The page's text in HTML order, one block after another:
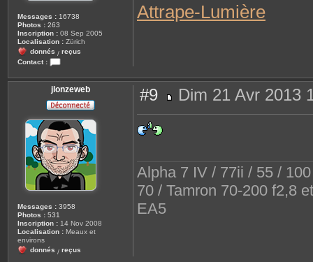
Messages : 16738
Photos : 263
Inscription : 08 Sep 2005
Localisation : Zürich
donnés / reçus
Contact :
o
n
a
c
t
e
r
J
.
C
Attrape-Lumière
jlonzeweb
Messages : 3958
Photos : 531
Inscription : 14 Nov 2008
Localisation : Meaux et
environs
donnés / reçus
#9
e
Dim 21 Avr 2013
Alpha 7 IV / 77ii / 55 /
70 / Tamron 70-200 f2,8
EA5